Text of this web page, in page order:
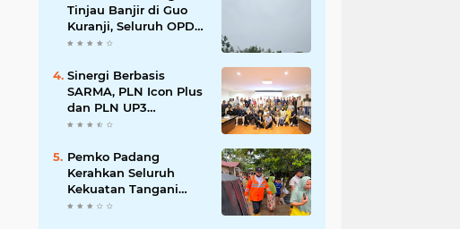
Tinjau Banjir di Guo
Kuranji, Seluruh OPD
Disiagakan dan
Dipercepat
Sinergi Berbasis
SARMA, PLN Icon Plus
dan PLN UP3
Tanjungpinang
Strategis
Pemko Padang
Kerahkan Seluruh
Kekuatan Tangani
Dampak Banjir, Fadly